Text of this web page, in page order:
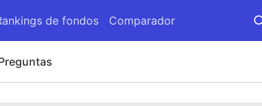
de fondos Comparador